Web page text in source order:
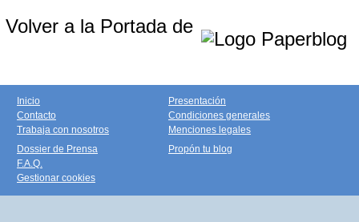
Volver a la Portada de
Inicio
Contacto
Trabaja con nosotros
Presentación
Condiciones generales
Menciones legales
Dossier de Prensa
F.A.Q.
Gestionar cookies
Propón tu blog